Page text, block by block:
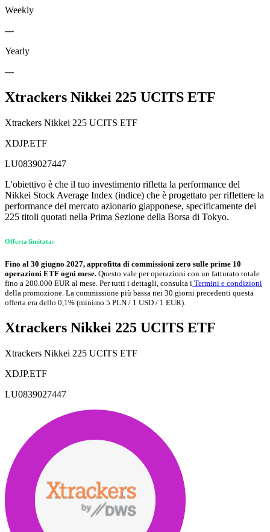
Weekly
---
Yearly
---
Xtrackers Nikkei 225 UCITS ETF
Xtrackers Nikkei 225 UCITS ETF
XDJP.ETF
LU0839027447
L'obiettivo è che il tuo investimento rifletta la performance del
Nikkei Stock Average Index (indice) che è progettato per riflettere la
performance del mercato azionario giapponese, specificamente dei
225 titoli quotati nella Prima Sezione della Borsa di Tokyo.
Offerta limitata:
Fino al 30 giugno 2027, approfitta di commissioni zero sulle prime 10
operazioni ETF ogni mese. Questo vale per operazioni con un fatturato totale
fino a 200.000 EUR al mese. Per tutti i dettagli, consulta i Termini e condizioni
della promozione. La commissione più bassa nei 30 giorni precedenti questa
offerta era dello 0,1% (minimo 5 PLN / 1 USD / 1 EUR).
Xtrackers Nikkei 225 UCITS ETF
Xtrackers Nikkei 225 UCITS ETF
XDJP.ETF
LU0839027447